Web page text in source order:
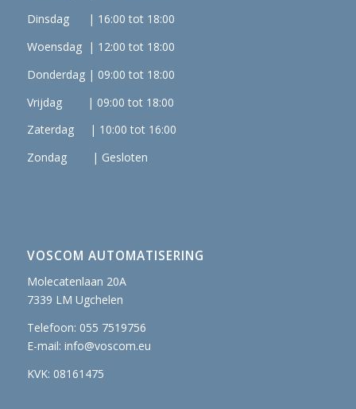
Dinsdag | 16:00 tot 18:00
Woensdag | 12:00 tot 18:00
Donderdag | 09:00 tot 18:00
Vrijdag | 09:00 tot 18:00
Zaterdag | 10:00 tot 16:00
Zondag | Gesloten
VOSCOM AUTOMATISERING
Molecatenlaan 20A
7339 LM Ugchelen
Telefoon: 055 7519756
E-mail: info@voscom.eu
KVK: 08161475